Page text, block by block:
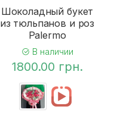
Шоколадный букет
из тюльпанов и роз
Palermo
В наличии
1800.00 грн.